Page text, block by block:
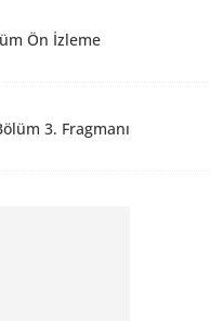
Ön İzleme
3. Fragmanı